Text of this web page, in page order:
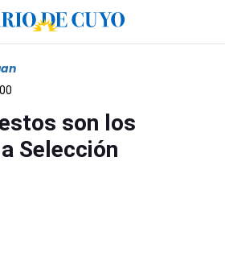
son los
Selección